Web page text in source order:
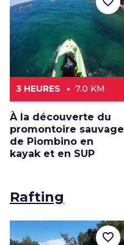
3 HEURES 7.0 KM
À la découverte du
promontoire sauvage
de Piombino en
kayak et en SUP
Rafting
favorite_border